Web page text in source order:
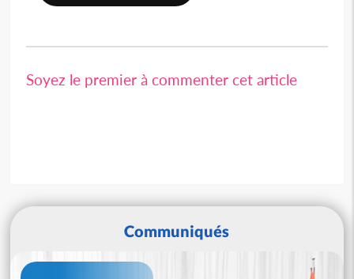
Soyez le premier à commenter cet article
Communiqués